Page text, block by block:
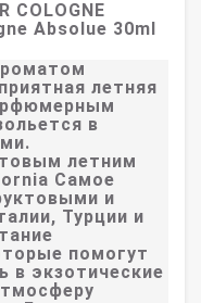
COLOGNE
Absolue 30ml
летняя
в
летним
Самое
и
Турции и
помогут
в экзотические